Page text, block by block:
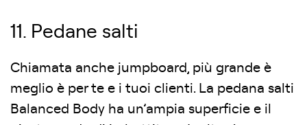
11. Pedane salti
Chiamata anche jumpboard, più grande è
meglio è per te e i tuoi clienti. La pedana salti
Balanced Body ha un’ampia superficie e il